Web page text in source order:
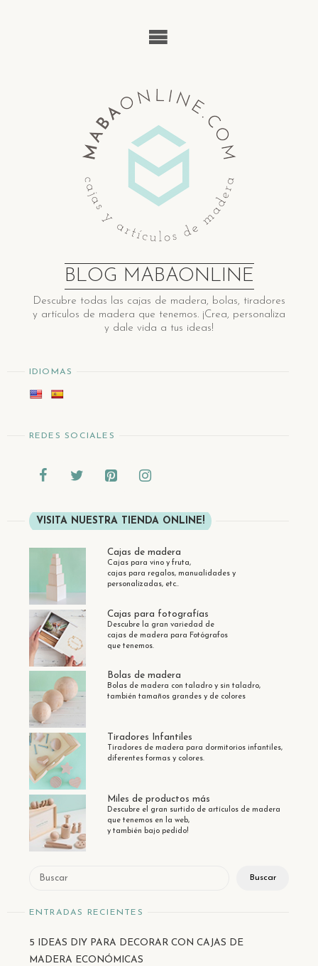
BLOG MABAONLINE
Descubre ​t​odas las cajas de madera​, bolas, tiradores
y artículos de madera ​q​ue tenemos. ¡Crea, personaliza
y dale vida a tus ideas!
IDIOMAS
REDES SOCIALES
VISITA NUESTRA TIENDA ONLINE!
Cajas de madera
Cajas para vino y fruta,
cajas para regalos, manualidades y
personalizadas, etc..
Cajas para fotografías
Descubre la gran variedad de
cajas de madera para Fotógrafos
que tenemos.
Bolas de madera
Bolas de madera con taladro y sin taladro,
también tamaños grandes y de colores
Tiradores Infantiles
Tiradores de madera para dormitorios infantiles,
diferentes formas y colores.
Miles de productos más
Descubre el gran surtido de artículos de madera
que tenemos en la web,
y también bajo pedido!
Buscar
Buscar
ENTRADAS RECIENTES
5 IDEAS DIY PARA DECORAR CON CAJAS DE
MADERA ECONÓMICAS